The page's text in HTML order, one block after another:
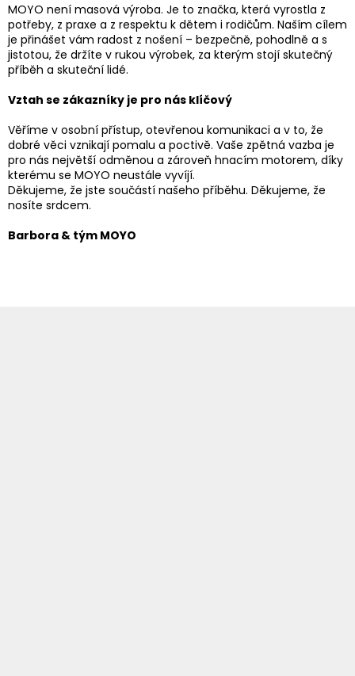
MOYO není masová výroba. Je to značka, která vyrostla z
potřeby, z praxe a z respektu k dětem i rodičům. Naším cílem
je přinášet vám radost z nošení – bezpečně, pohodlně a s
jistotou, že držíte v rukou výrobek, za kterým stojí skutečný
příběh a skuteční lidé.
Vztah se zákazníky je pro nás klíčový
Věříme v osobní přístup, otevřenou komunikaci a v to, že
dobré věci vznikají pomalu a poctivě. Vaše zpětná vazba je
pro nás největší odměnou a zároveň hnacím motorem, díky
kterému se MOYO neustále vyvíjí.
Děkujeme, že jste součástí našeho příběhu. Děkujeme, že
nosíte srdcem.
Barbora & tým MOYO